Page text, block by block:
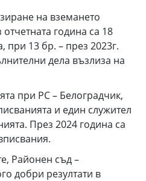
на вземането
година са 18
при 13 бр. – през 2023г.
дела възлиза на
при РС – Белоградчик,
и един служител
През 2024 година са
Районен съд –
добри резултати в